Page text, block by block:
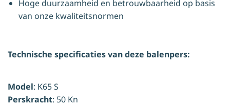
Hoge duurzaamheid en betrouwbaarheid op basis
van onze kwaliteitsnormen
Technische specificaties van deze balenpers:
Model: K65 S
Perskracht: 50 Kn